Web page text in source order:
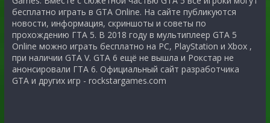
бесплатно играть в GTA Online. На сайте публикуются
новости, информация, скриншоты и советы по
прохождению ГТА 5. В 2018 году в мультиплеер GTA 5
Online можно играть бесплатно на PC, PlayStation и Xbox ,
при наличии GTA V. GTA 6 ещё не вышла и Рокстар не
анонсировали ГТА 6. Официальный сайт разработчика
GTA и других игр - rockstargames.com